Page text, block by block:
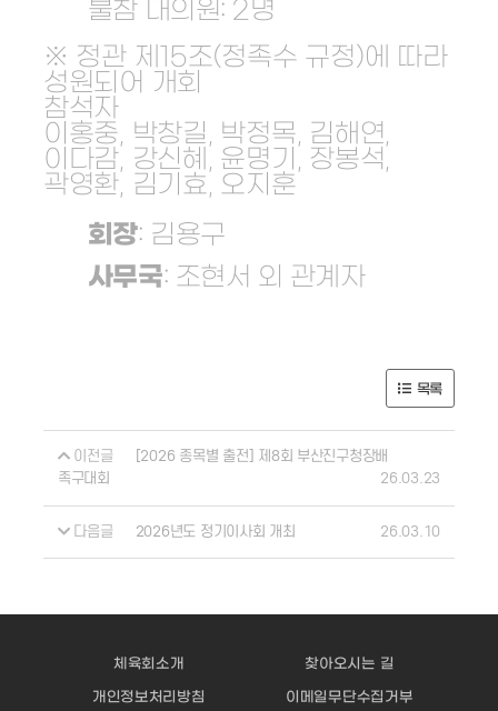
불참 대의원: 2명
※ 정관 제15조(정족수 규정)에 따라
성원되어 개회
참석자
이홍중, 박창길, 박정목, 김해연,
이다감, 강신혜, 윤명기, 장봉석,
곽영환, 김기효, 오지훈
회장: 김용구
사무국: 조현서 외 관계자
목록
이전글
[2026 종목별 출전] 제8회 부산진구청장배
족구대회
26.03.23
다음글 2026년도 정기이사회 개최 26.03.10
체육회소개 찾아오시는 길
개인정보처리방침 이메일무단수집거부